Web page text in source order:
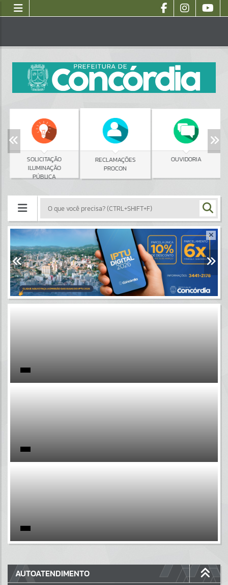
SOLICITAÇÃO
ILUMINAÇÃO
PÚBLICA
RECLAMAÇÕES
PROCON
OUVIDORIA
Portais
Por favor, aguarde...
Por favor, aguarde...
Por favor, aguarde...
GALERIAS
AUTOATENDIMENTO